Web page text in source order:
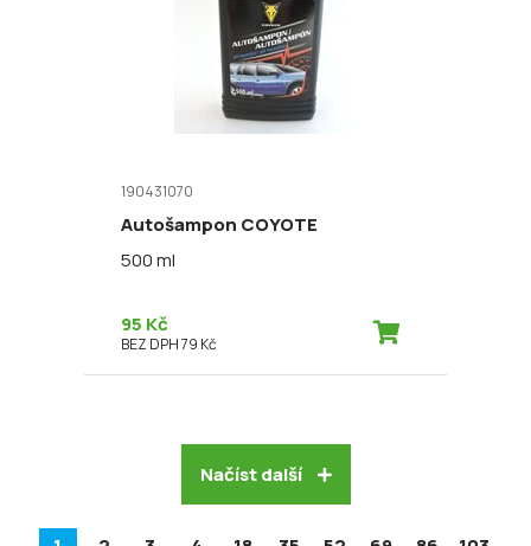
190431070
Autošampon COYOTE
500 ml
95 Kč
BEZ DPH 79 Kč
Načíst další